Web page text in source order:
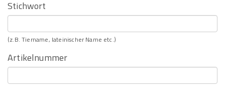
Stichwort
(z.B. Tiername, lateinischer Name etc.)
Artikelnummer